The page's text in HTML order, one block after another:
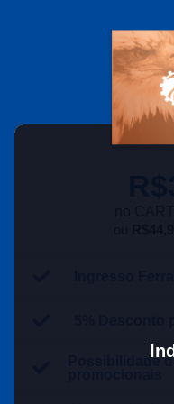
Possibilidade